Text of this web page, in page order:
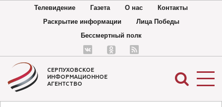
Телевидение Газета О нас
Контакты
Раскрытие информации
Лица Победы
Бессмертный полк
СЕРПУХОВСКОЕ
ИНФОРМАЦИОННОЕ
АГЕНТСТВО